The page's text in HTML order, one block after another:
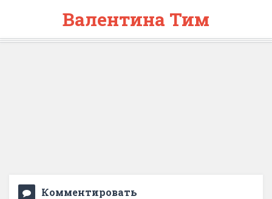
Валентина Тим
Комментировать